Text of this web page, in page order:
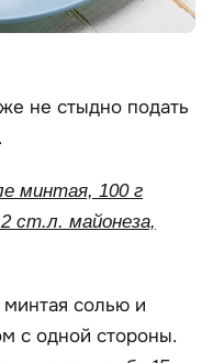
не стыдно подать
минтая, 100 г
ст.л. майонеза,
солью и
с одной стороны.